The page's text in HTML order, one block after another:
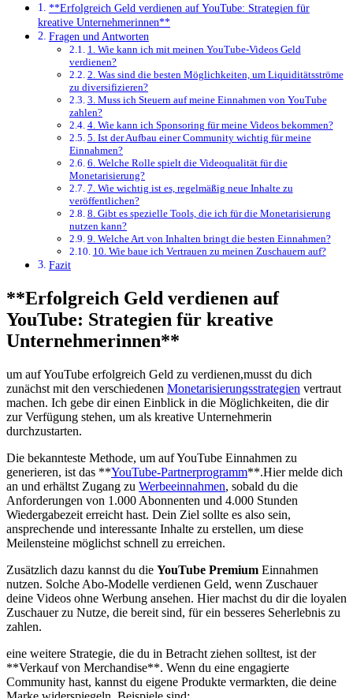
**Erfolgreich Geld verdienen‌ auf YouTube:⁢ Strategien⁤ für
‍kreative Unternehmerinnen**
Fragen und Antworten
1. Wie kann ich mit meinen ‌YouTube-Videos Geld
verdienen?
2. Was sind die besten‍ Möglichkeiten, um⁢ Liquiditätsströme
zu ⁤diversifizieren?
3. Muss ⁤ich ‍Steuern auf meine Einnahmen von YouTube
zahlen?
4. Wie kann ‌ich Sponsoring für meine Videos ​bekommen?
5. Ist der Aufbau einer Community wichtig für meine
Einnahmen?
6. ⁢Welche Rolle spielt die ⁣Videoqualität ‌für die
Monetarisierung?
7. Wie wichtig ist es, ⁢regelmäßig ⁤neue Inhalte zu
veröffentlichen?
8. Gibt es spezielle Tools, die ich ⁣für die Monetarisierung
nutzen⁤ kann?
9. Welche Art von Inhalten⁤ bringt die besten Einnahmen?
10. Wie baue ich Vertrauen ⁣zu meinen Zuschauern auf?
Fazit
**Erfolgreich Geld verdienen‌ auf
YouTube:⁢ Strategien⁤ für ‍kreative
Unternehmerinnen**
um auf YouTube erfolgreich ⁣Geld zu verdienen,musst du ​dich‌
zunächst⁢ mit den verschiedenen Monetarisierungsstrategien vertraut
machen. ​Ich⁢ gebe ⁤dir einen Einblick in die Möglichkeiten, ​die⁣ dir
zur Verfügung stehen, um als kreative Unternehmerin
durchzustarten.
Die bekannteste ‍Methode, um auf YouTube Einnahmen ⁢zu
generieren,​ ist das **YouTube-Partnerprogramm**.Hier melde dich
an und erhältst Zugang zu Werbeeinnahmen, sobald⁣ du‌ die
Anforderungen von‌ 1.000 Abonnenten und 4.000 Stunden
Wiedergabezeit erreicht hast.​ Dein Ziel sollte es also sein,⁣
ansprechende und interessante Inhalte zu erstellen, um diese
Meilensteine möglichst schnell zu erreichen.
Zusätzlich dazu ⁣kannst du die YouTube Premium Einnahmen
nutzen. Solche Abo-Modelle verdienen Geld, wenn Zuschauer
deine Videos ohne Werbung ansehen. Hier machst du dir die⁤ loyalen
Zuschauer zu Nutze, die bereit sind, für ein besseres‌ Seherlebnis zu
zahlen.
eine weitere Strategie, die du in‍ Betracht ziehen solltest, ist⁤ der
**Verkauf von Merchandise**. Wenn du‍ eine engagierte
Community hast, kannst du eigene Produkte vermarkten, die deine